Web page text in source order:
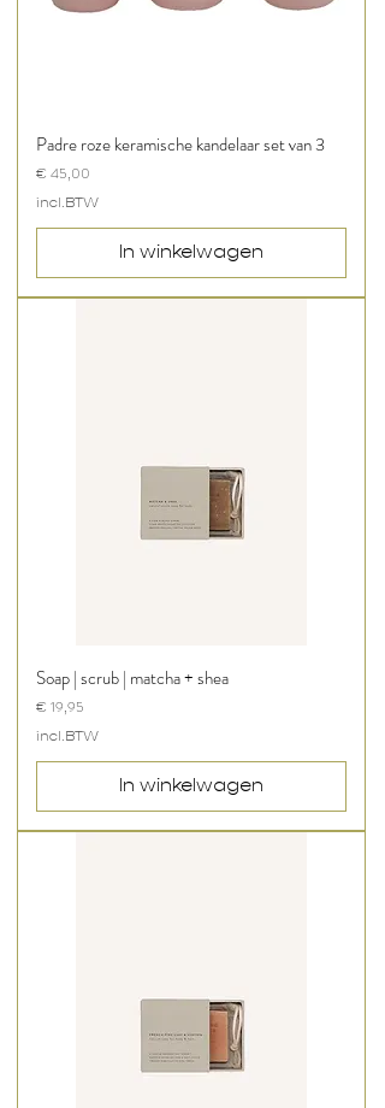
Padre roze keramische kandelaar set van 3
Prijs
€ 45,00
incl.BTW
In winkelwagen
Soap | scrub | matcha + shea
Prijs
€ 19,95
incl.BTW
In winkelwagen